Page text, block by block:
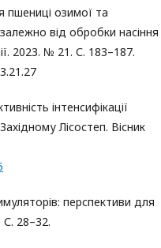
озимої та
від обробки насіння
2023. № 21. С. 183–187.
інтенсифікації
Лісостеп. Вісник
перспективи для
С. 28–32.